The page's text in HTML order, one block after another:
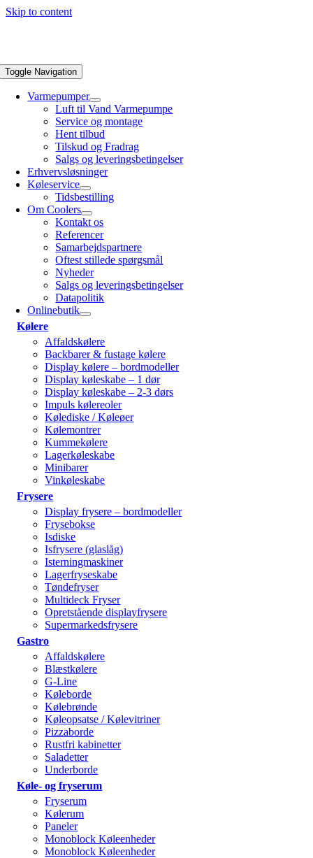
Skip to content
Toggle Navigation
Varmepumper
Luft til Vand Varmepumpe
Service og montage
Hent tilbud
Tilskud og Fradrag
Salgs og leveringsbetingelser
Erhvervsløsninger
Køleservice
Tidsbestilling
Om Coolers
Kontakt os
Referencer
Samarbejdspartnere
Oftest stillede spørgsmål
Nyheder
Salgs og leveringsbetingelser
Datapolitik
Onlinebutik
Kølere
Affaldskølere
Backbarer & fustage kølere
Display kølere – bordmodeller
Display køleskabe – 1 dør
Display køleskabe – 2-3 dørs
Impuls kølereoler
Kølediske / Køleøer
Kølemontrer
Kummekølere
Lagerkøleskabe
Minibarer
Vinkøleskabe
Frysere
Display frysere – bordmodeller
Frysebokse
Isdiske
Isfrysere (glaslåg)
Isterningmaskiner
Lagerfryseskabe
Tøndefryser
Multideck Fryser
Opretstående displayfrysere
Supermarkedsfrysere
Gastro
Affaldskølere
Blæstkølere
G-Line
Køleborde
Kølebrønde
Køleopsatse / Kølevitriner
Pizzaborde
Rustfri kabinetter
Saladetter
Underborde
Køle- og fryserum
Fryserum
Kølerum
Paneler
Monoblock Køleenheder
Monoblock Køleenheder